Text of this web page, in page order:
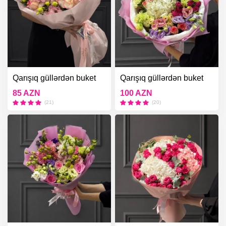
Qarışıq güllərdən buket
85 AZN
(21)
Qarışıq güllərdən buket
100 AZN
(20)